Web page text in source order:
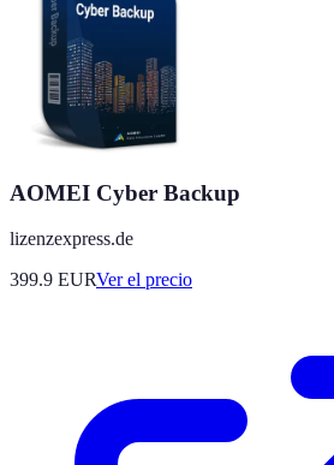
AOMEI Cyber Backup
lizenzexpress.de
399.9 EURVer el precio